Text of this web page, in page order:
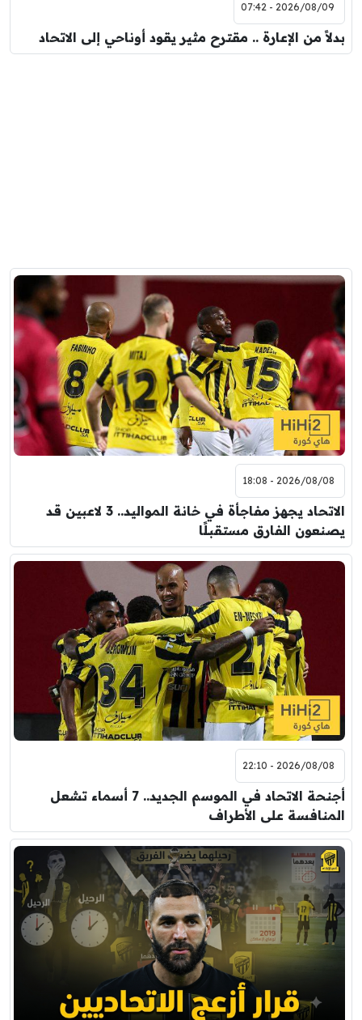
2026/08/09 - 07:42
بدلاً من الإعارة .. مقترح مثير يقود أوناحي إلى الاتحاد
2026/08/08 - 18:08
الاتحاد يجهز مفاجأة في خانة المواليد.. 3 لاعبين قد
يصنعون الفارق مستقبلًا
2026/08/08 - 22:10
أجنحة الاتحاد في الموسم الجديد.. 7 أسماء تشعل
المنافسة على الأطراف